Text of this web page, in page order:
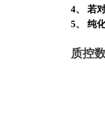
4、 若
5、 纯
质控